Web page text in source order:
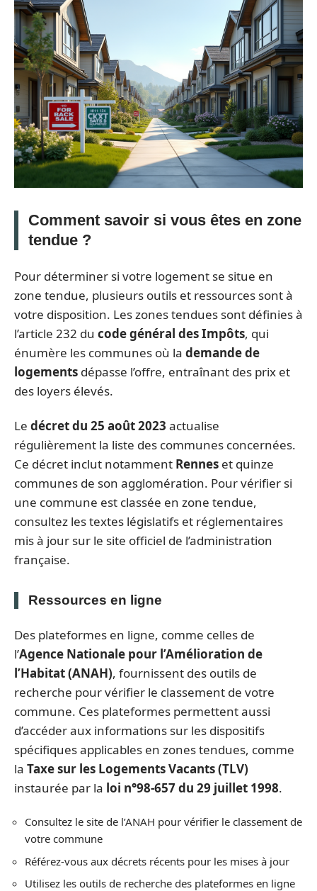
Comment savoir si vous êtes en zone
tendue ?
Pour déterminer si votre logement se situe en
zone tendue, plusieurs outils et ressources sont à
votre disposition. Les zones tendues sont définies à
l’article 232 du code général des Impôts, qui
énumère les communes où la demande de
logements dépasse l’offre, entraînant des prix et
des loyers élevés.
Le décret du 25 août 2023 actualise
régulièrement la liste des communes concernées.
Ce décret inclut notamment Rennes et quinze
communes de son agglomération. Pour vérifier si
une commune est classée en zone tendue,
consultez les textes législatifs et réglementaires
mis à jour sur le site officiel de l’administration
française.
Ressources en ligne
Des plateformes en ligne, comme celles de
l’Agence Nationale pour l’Amélioration de
l’Habitat (ANAH), fournissent des outils de
recherche pour vérifier le classement de votre
commune. Ces plateformes permettent aussi
d’accéder aux informations sur les dispositifs
spécifiques applicables en zones tendues, comme
la Taxe sur les Logements Vacants (TLV)
instaurée par la loi n°98-657 du 29 juillet 1998.
Consultez le site de l’ANAH pour vérifier le classement de
votre commune
Référez-vous aux décrets récents pour les mises à jour
Utilisez les outils de recherche des plateformes en ligne